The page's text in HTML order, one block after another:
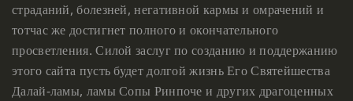
страданий, болезней, негативной кармы и омрачений и
тотчас же достигнет полного и окончательного
просветления. Силой заслуг по созданию и поддержанию
этого сайта пусть будет долгой жизнь Его Святейшества
Далай-ламы, ламы Сопы Ринпоче и других драгоценных